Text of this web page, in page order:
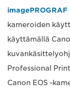
imagePROGRAF
kameroiden
käyttämällä
Professional
Canon EOS -